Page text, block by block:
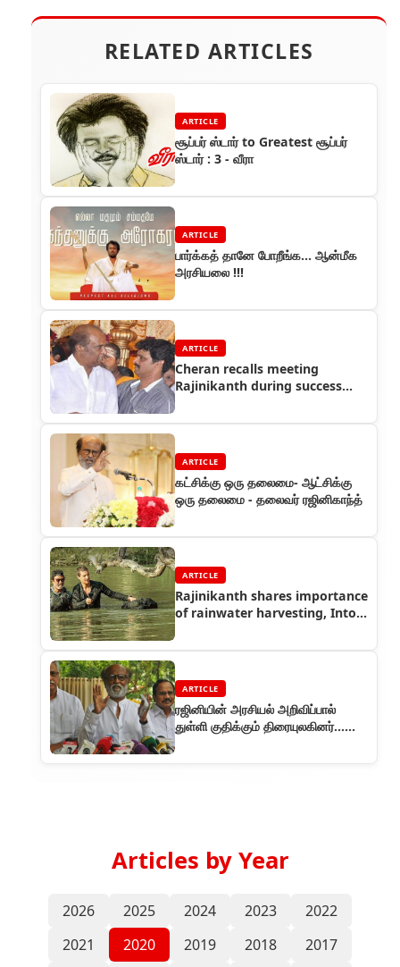
RELATED ARTICLES
ARTICLE
சூப்பர் ஸ்டார் to Greatest சூப்பர்
ஸ்டார் : 3 - வீரா
ARTICLE
பார்க்கத் தானே போறீங்க… ஆன்மீக
அரசியலை !!!
ARTICLE
Cheran recalls meeting
Rajinikanth during success
ARTICLE
கட்சிக்கு ஒரு தலைமை- ஆட்சிக்கு
ஒரு தலைமை - தலைவர் ரஜினிகாந்த்
ARTICLE
Rajinikanth shares importance
of rainwater harvesting, Into
ARTICLE
ரஜினியின் அரசியல் அறிவிப்பால்
துள்ளி குதிக்கும் திரையுலகினர்...
Articles by Year
2026 2025 2024 2023
2022
2021
2020 2019 2018
2017